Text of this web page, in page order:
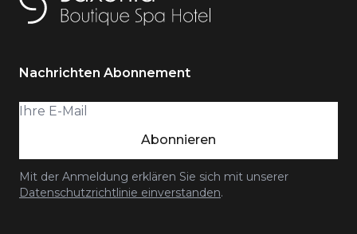
Nachrichten Abonnement
Abonnieren
Mit der Anmeldung erklären Sie sich mit unserer
Datenschutzrichtlinie einverstanden.